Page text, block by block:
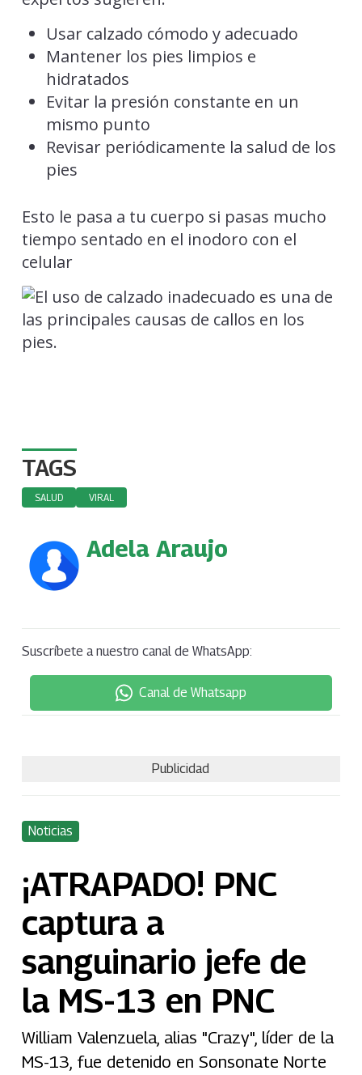
Usar calzado cómodo y adecuado
Mantener los pies limpios e
hidratados
Evitar la presión constante en un
mismo punto
Revisar periódicamente la salud de los
pies
Esto le pasa a tu cuerpo si pasas mucho
tiempo sentado en el inodoro con el
celular
TAGS
SALUD VIRAL
Adela Araujo
Suscríbete a nuestro canal de WhatsApp:
Canal de Whatsapp
Publicidad
Noticias
¡ATRAPADO! PNC
captura a
sanguinario jefe de
la MS-13 en PNC
William Valenzuela, alias "Crazy", líder de la
MS-13, fue detenido en Sonsonate Norte